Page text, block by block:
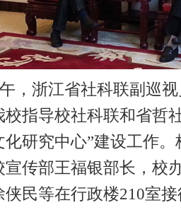
，浙江省社科联副巡
校指导校社科联和省哲
研究中心”建设工作
宣传部王福银部长，校
民等在行政楼210室